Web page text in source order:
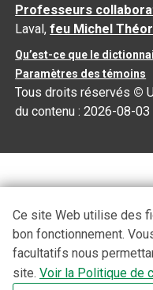
Professeurs
Laval,feu Michel
Qu’est-ce que le
Paramètres des témoins
Tous droits réservés ©
du contenu :2026-08-03
Ce site Web utilise des
bon fonctionnement.
facultatifs nous
site. Voir la Politique de